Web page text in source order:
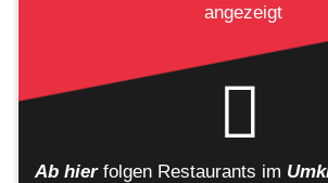
angezeigt
Ab hier folgen Restaurants im